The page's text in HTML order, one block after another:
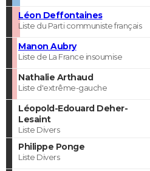
Léon Deffontaines
Liste du Parti communiste français
Manon Aubry
Liste de La France insoumise
Nathalie Arthaud
Liste d'extrême-gauche
Léopold-Edouard Deher-
Lesaint
Liste Divers
Philippe Ponge
Liste Divers